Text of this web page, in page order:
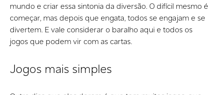
mundo e criar essa sintonia da diversão. O difícil mesmo é
começar, mas depois que engata, todos se engajam e se
divertem. E vale considerar o baralho aqui e todos os
jogos que podem vir com as cartas.
Jogos mais simples